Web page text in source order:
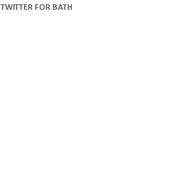
TWITTER FOR BATH